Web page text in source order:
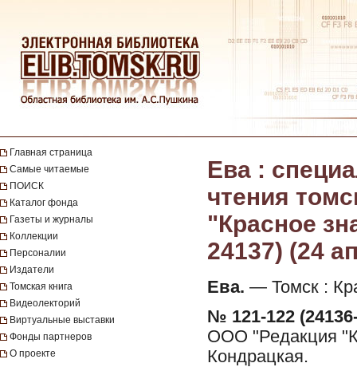
Главная страница
Самые читаемые
ПОИСК
Каталог фонда
Газеты и журналы
Коллекции
Персоналии
Издатели
Томская книга
Видеолекторий
Виртуальные выставки
Фонды партнеров
О проекте
Ева :
чтения
"Красное
24137) (24
Ева. — Томск :
№ 121-122
ООО "Редакция
Кондрацкая.